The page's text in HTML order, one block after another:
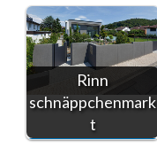
Rinn
schnäppchenmark
t